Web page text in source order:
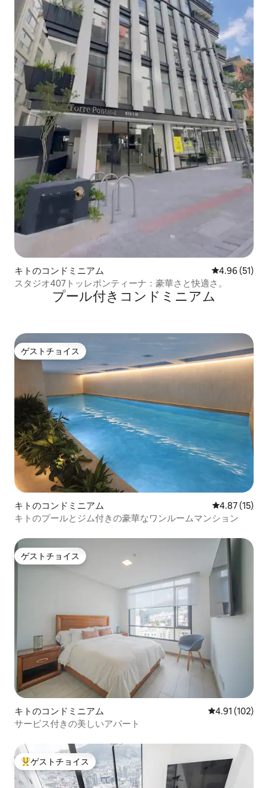
キトのコンドミニアム レビュー51
4.96 (51)
スタジオ407トッレポンティーナ：豪華さと快適さ。
プール付きコンドミニアム
ゲストチョイス
ゲストチョイス
キトのコンドミニアム レビュー15
4.87 (15)
キトのプールとジム付きの豪華なワンルームマンション
ゲストチョイス
ゲストチョイス
キトのコンドミニアム レビュー102
4.91 (102)
サービス付きの美しいアパート
大好評のゲストチョイスです。
ゲストチョイス